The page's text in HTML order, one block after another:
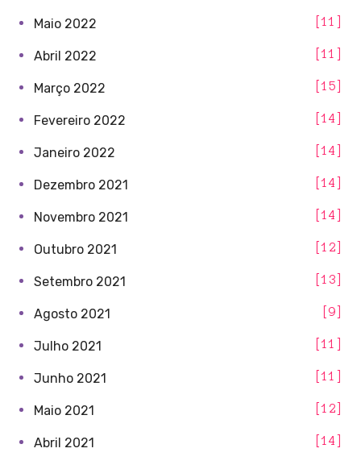
Maio 2022 11
Abril 2022 11
Março 2022 15
Fevereiro 2022 14
Janeiro 2022 14
Dezembro 2021 14
Novembro 2021 14
Outubro 2021 12
Setembro 2021 13
Agosto 2021 9
Julho 2021 11
Junho 2021 11
Maio 2021 12
Abril 2021 14